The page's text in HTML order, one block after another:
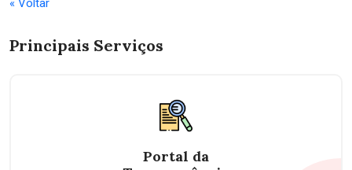
« Voltar
Principais Serviços
Portal da